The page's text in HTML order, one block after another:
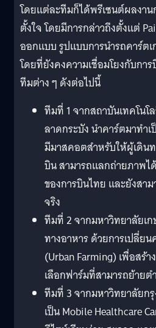
โดยแต่ละทีมก็ได้พรีเซนต์ผลงาน
ตั้งใจ โดยมีการกล่าวถึงตั้งแต่
ออกแบบ รูปแบบการนำรถคาร์ตเ
โดยที่ยังคงความเชื่อมโยงกับกา
ทีมต่าง ๆ ดังต่อไปนี้
ทีมที่ 1 จากสถาบันเทคโน
ลาดกระบัง นำคาร์ตมาทำ
มีมาสคอตสำหรับให้ผู้เดิน
บิน สามารถแลกถ่ายภาพ
ของการบินไทย และยังสา
จริง
ทีมที่ 2 จากมหาวิทยาลัยเ
ทางอาหาร ด้วยการเปลี่ย
(Urban Farming) เพื่อสร้
เลือกฟาร์มที่สามารถย้าย
ทีมที่ 3 จากมหาวิทยาลัยก
เป็น Mobile Healthcare